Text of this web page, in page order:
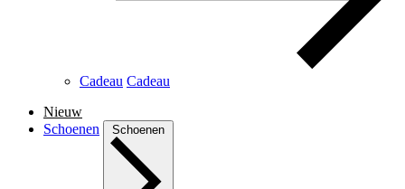
Cadeau Cadeau
Nieuw
Schoenen
Schoenen